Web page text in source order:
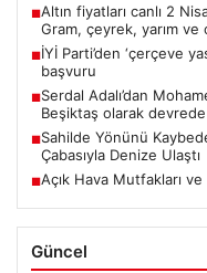
■Altın fiyatları canlı 2
Gram, çeyrek, yarım ve
■İYİ Parti’den ‘çerçeve
başvuru
■Serdal Adalı’dan
Beşiktaş olarak
■Sahilde Yönünü
Çabasıyla Denize Ulaştı
■Açık Hava Mutfakları
Güncel